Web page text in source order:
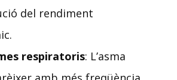
del rendiment
respiratoris: L’asma